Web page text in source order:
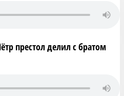
престол делил с братом